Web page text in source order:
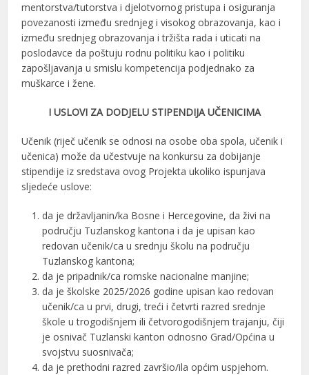
mentorstva/tutorstva i djelotvornog pristupa i osiguranja
povezanosti između srednjeg i visokog obrazovanja, kao i
između srednjeg obrazovanja i tržišta rada i uticati na
poslodavce da poštuju rodnu politiku kao i politiku
zapošljavanja u smislu kompetencija podjednako za
muškarce i žene.
I USLOVI ZA DODJELU STIPENDIJA UČENICIMA
Učenik (riječ učenik se odnosi na osobe oba spola, učenik i
učenica) može da učestvuje na konkursu za dobijanje
stipendije iz sredstava ovog Projekta ukoliko ispunjava
sljedeće uslove:
da je državljanin/ka Bosne i Hercegovine, da živi na
području Tuzlanskog kantona i da je upisan kao
redovan učenik/ca u srednju školu na području
Tuzlanskog kantona;
da je pripadnik/ca romske nacionalne manjine;
da je školske 2025/2026 godine upisan kao redovan
učenik/ca u prvi, drugi, treći i četvrti razred srednje
škole u trogodišnjem ili četvorogodišnjem trajanju, čiji
je osnivač Tuzlanski kanton odnosno Grad/Općina u
svojstvu suosnivača;
da je prethodni razred završio/ila općim uspjehom.